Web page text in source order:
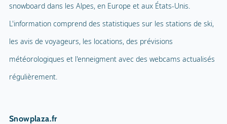
snowboard dans les Alpes, en Europe et aux États-Unis.
L'information comprend des statistiques sur les stations de ski,
les avis de voyageurs, les locations, des prévisions
météorologiques et l'enneigment avec des webcams actualisés
régulièrement.
Snowplaza.fr